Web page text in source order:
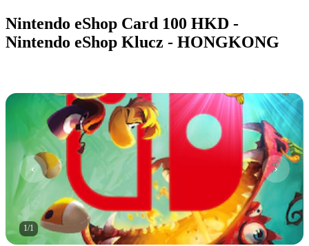
Nintendo eShop Card 100 HKD -
Nintendo eShop Klucz - HONGKONG
1/1